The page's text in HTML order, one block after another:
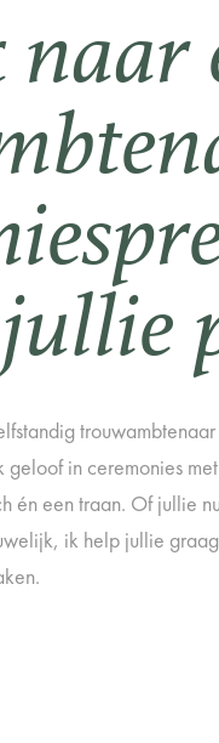
naar
in ceremonies
én een traan. Of jullie
ik help jullie